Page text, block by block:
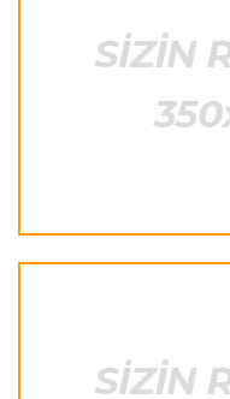
bənzəyir"
23:38 06.08.2026
İtaliya S.A. 23:27 06.08.2026